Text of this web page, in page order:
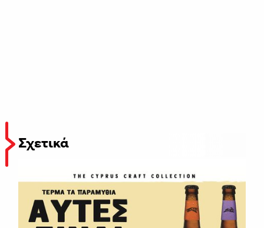
Σχετικά